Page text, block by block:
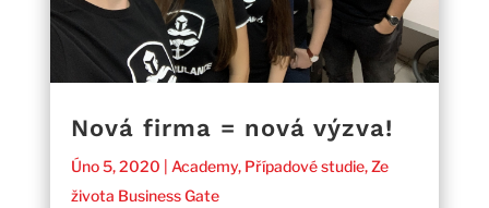
Nová firma = nová výzva!
Úno 5, 2020 | Academy, Případové studie,Ze
života Business Gate